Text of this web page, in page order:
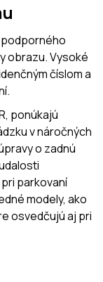
obrazu. Vysoké
číslom a
ponúkajú
v náročných
o zadnú
parkovaní
modely, ako
osvedčujú aj pri